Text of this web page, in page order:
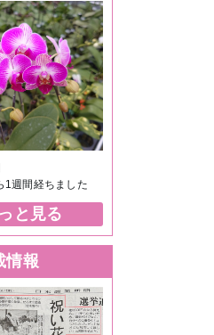
1週間経ちました
と見る
情報